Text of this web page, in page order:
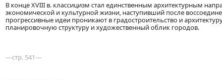
В конце XVIII в. классицизм стал единственным архитектурным
экономической и культурной жизни, наступивший после
прогрессивные идеи проникают в градостроительство и
планировочную структуру и художественный облик городов.
—стр. 541—